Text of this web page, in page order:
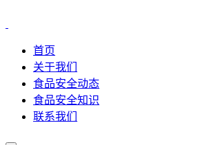
首页
关于我们
食品安全动态
食品安全知识
联系我们